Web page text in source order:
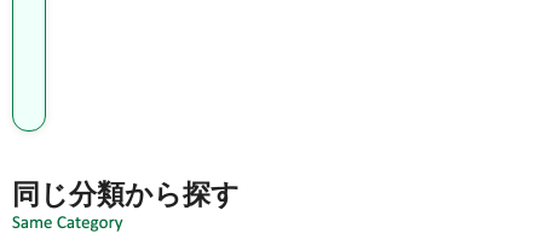
同じ分類から探す